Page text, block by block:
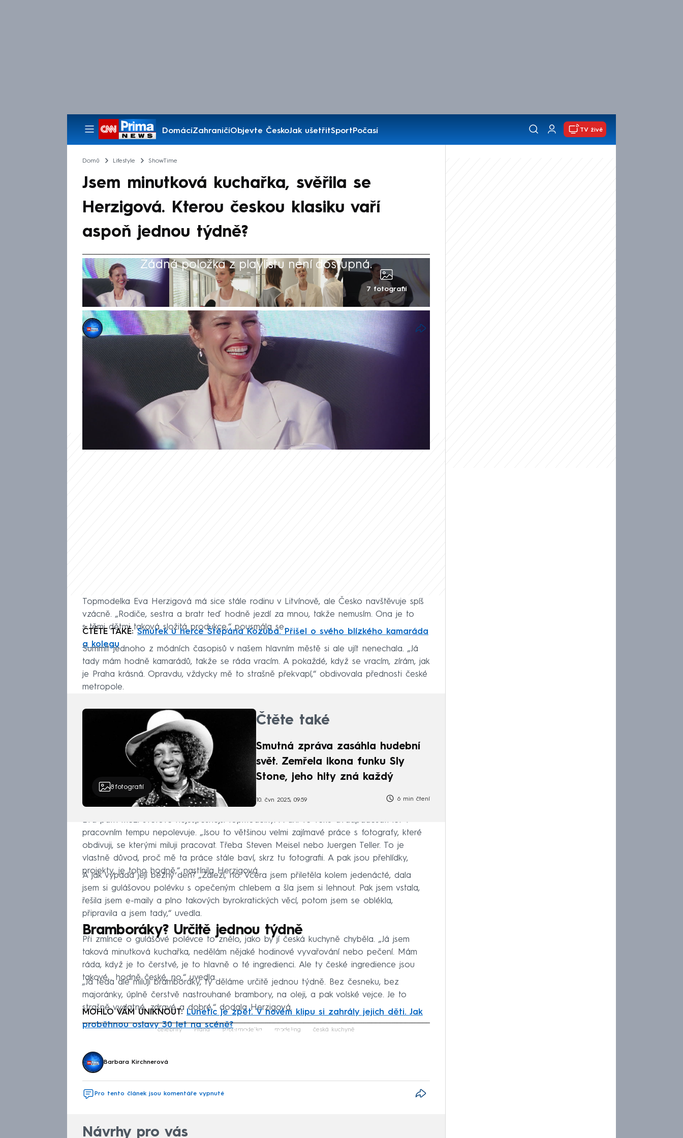
DomácíZahraničíObjevte ČeskoJak ušetřitSportPočasí
Pořady
TV živě
Domů Lifestyle ShowTime
Jsem minutková kuchařka, svěřila se
Herzigová. Kterou českou klasiku vaří
aspoň jednou týdně?
Žádná položka z playlistu není dostupná.
7 fotografií
Barbara Kirchnerová
12. čvn 2025, 09:06
Jestli je někdo skutečnou hvězdou světového modelingu, je to Eva
Herzigová. Marilyn Monroe Východu anebo taky Miss Wonderbra, jak se
jí přezdívá, žije dlouhodobě v zahraničí. Redakci CNN Prima NEWS se jí
však podařilo zastihnout v Praze, v rozhovoru se rozpovídala o
obyčejných věcech – například o české kuchyni.
Topmodelka Eva Herzigová má sice stále rodinu v Litvínově, ale Česko navštěvuje spíš
vzácně. „Rodiče, sestra a bratr teď hodně jezdí za mnou, takže nemusím. Ona je to
s těmi dětmi taková složitá produkce,“ pousmála se.
ČTĚTE TAKÉ:Smutek u herce Štěpána Kozuba. Přišel o svého blízkého kamaráda
a kolegu
Summit jednoho z módních časopisů v našem hlavním městě si ale ujít nenechala. „Já
tady mám hodně kamarádů, takže se ráda vracím. A pokaždé, když se vracím, zírám, jak
je Praha krásná. Opravdu, vždycky mě to strašně překvapí,“ obdivovala přednosti české
metropole.
8fotografií
Čtěte také
Smutná zpráva zasáhla hudební
svět. Zemřela ikona funku Sly
Stone, jeho hity zná každý
10. čvn 2025, 09:59 6 min čtení
Eva patří mezi světově nejúspěšnější topmodelky. A ani ve věku dvaapadesáti let v
pracovním tempu nepolevuje. „Jsou to většinou velmi zajímavé práce s fotografy, které
obdivuji, se kterými miluji pracovat. Třeba Steven Meisel nebo Juergen Teller. To je
vlastně důvod, proč mě ta práce stále baví, skrz tu fotografii. A pak jsou přehlídky,
projekty, je toho hodně,“ nastínila Herzigová.
A jak vypadá její běžný den? „Záleží, no. Včera jsem přiletěla kolem jedenácté, dala
jsem si gulášovou polévku s opečeným chlebem a šla jsem si lehnout. Pak jsem vstala,
řešila jsem e-maily a plno takových byrokratických věcí, potom jsem se oblékla,
připravila a jsem tady,“ uvedla.
Bramboráky? Určitě jednou týdně
Při zmínce o gulášové polévce to znělo, jako by jí česká kuchyně chyběla. „Já jsem
taková minutková kuchařka, nedělám nějaké hodinové vyvařování nebo pečení. Mám
ráda, když je to čerstvé, je to hlavně o té ingredienci. Ale ty české ingredience jsou
takové... hodně české, no,“ uvedla.
„Já teda ale miluji bramboráky, ty děláme určitě jednou týdně. Bez česneku, bez
majoránky, úplně čerstvě nastrouhané brambory, na oleji, a pak volské vejce. Je to
strašně vydatné, zdravé a dobré,“ dodala Herzigová.
MOHLO VÁM UNIKNOUT: Lunetic je zpět. V novém klipu si zahrály jejich děti. Jak
proběhnou oslavy 30 let na scéně?
Failed to fetch
celebrity Praha supermodelka modeling česká kuchyně
Barbara Kirchnerová
Pro tento článek jsou komentáře vypnuté
Návrhy pro vás